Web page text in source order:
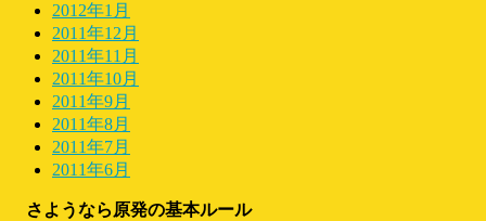
2012年1月
2011年12月
2011年11月
2011年10月
2011年9月
2011年8月
2011年7月
2011年6月
さようなら原発の基本ルール